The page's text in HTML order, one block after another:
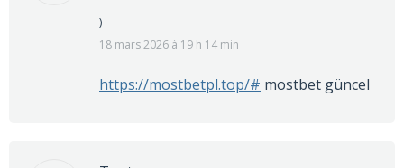
)
18 mars 2026 à 19 h 14 min
https://mostbetpl.top/# mostbet güncel